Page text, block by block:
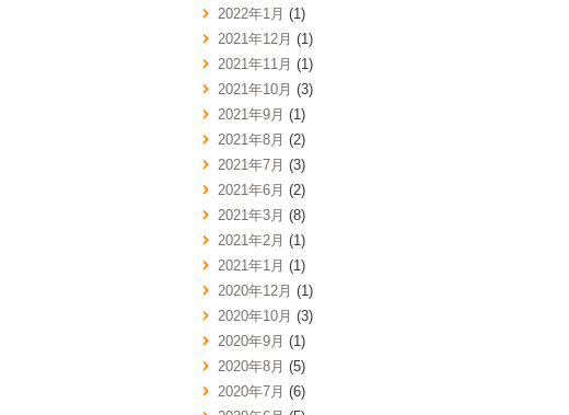
2022年1月 (1)
2021年12月 (1)
2021年11月 (1)
2021年10月 (3)
2021年9月 (1)
2021年8月 (2)
2021年7月 (3)
2021年6月 (2)
2021年3月 (8)
2021年2月 (1)
2021年1月 (1)
2020年12月 (1)
2020年10月 (3)
2020年9月 (1)
2020年8月 (5)
2020年7月 (6)